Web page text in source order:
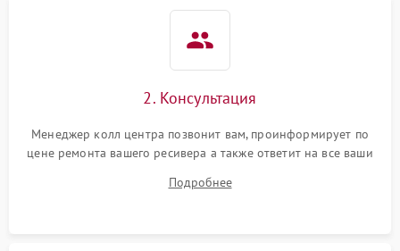
2. Консультация
Менеджер колл центра позвонит вам, проинформирует по
цене ремонта вашего ресивера а также ответит на все ваши
Подробнее